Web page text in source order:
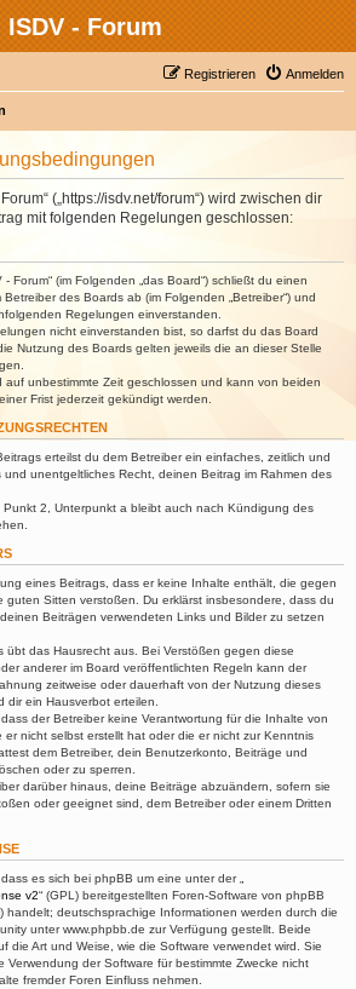
ISDV - Forum
Anmelden
Registrieren
(„https://isdv.net/forum“) wird zwischen dir
mit folgenden Regelungen geschlossen:
- Forum“ (im Folgenden „das Board“) schließt du einen
des Boards ab (im Folgenden „Betreiber“) und
Regelungen einverstanden.
nicht einverstanden bist, so darfst du das Board
Nutzung des Boards gelten jeweils die an dieser Stelle
auf unbestimmte Zeit geschlossen und kann von beiden
Frist jederzeit gekündigt werden.
erteilst du dem Betreiber ein einfaches, zeitlich und
und unentgeltliches Recht, deinen Beitrag im Rahmen des
Punkt 2, Unterpunkt a bleibt auch nach Kündigung des
eines Beitrags, dass er keine Inhalte enthält, die gegen
guten Sitten verstoßen. Du erklärst insbesondere, dass du
Beiträgen verwendeten Links und Bilder zu setzen
übt das Hausrecht aus. Bei Verstößen gegen diese
anderer im Board veröffentlichten Regeln kann der
zeitweise oder dauerhaft von der Nutzung dieses
dir ein Hausverbot erteilen.
der Betreiber keine Verantwortung für die Inhalte von
er nicht selbst erstellt hat oder die er nicht zur Kenntnis
dem Betreiber, dein Benutzerkonto, Beiträge und
oder zu sperren.
darüber hinaus, deine Beiträge abzuändern, sofern sie
oder geeignet sind, dem Betreiber oder einem Dritten
es sich bei phpBB um eine unter der „
v2“ (GPL) bereitgestellten Foren-Software von phpBB
handelt; deutschsprachige Informationen werden durch die
unter www.phpbb.de zur Verfügung gestellt. Beide
die Art und Weise, wie die Software verwendet wird. Sie
Verwendung der Software für bestimmte Zwecke nicht
fremder Foren Einfluss nehmen.